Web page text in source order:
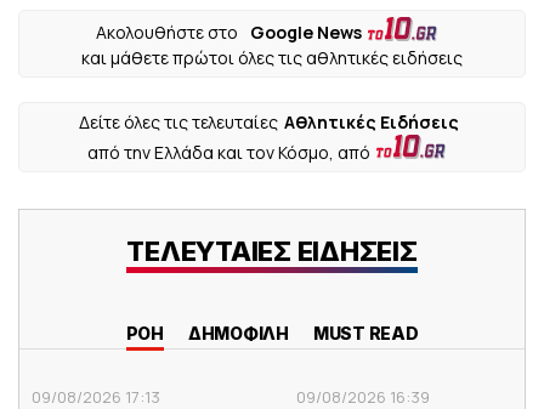
Ακολουθήστε στο
Google News
και μάθετε πρώτοι όλες τις αθλητικές ειδήσεις
Δείτε όλες τις τελευταίες Αθλητικές Ειδήσεις
από την Ελλάδα και τον Κόσμο, από
ΤΕΛΕΥΤΑΙΕΣ ΕΙΔΗΣΕΙΣ
ΡΟΗ ΔΗΜΟΦΙΛΗ MUST READ
09/08/2026 17:13 09/08/2026 16:39